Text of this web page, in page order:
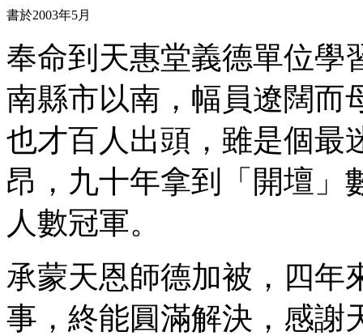
書於2003年5月
奉命到天惠堂義德單位學
南縣市以南，幅員遼闊而
也才百人出頭，雖是個最
昂，九十年拿到「開壇」
人數冠軍。
承蒙天恩師德加被，四年
事，終能圓滿解決，感謝